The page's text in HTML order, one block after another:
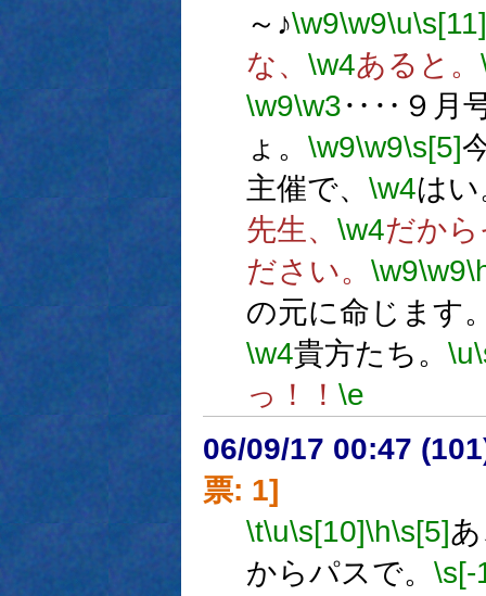
～♪\w9\w9\u\s[11]
な、 \w4あると。
\w9\w3‥‥９月
ょ。 \w9\w9\s[5]
主催で、 \w4はい
先生、 \w4だか
ださい。 \w9\w9
の元に命じます
\w4貴方たち。 \u
っ！！ \e
06/09/17 00:47
票: 1]
\t\u\s[10]\h\s[5]
からパスで。 \s[-